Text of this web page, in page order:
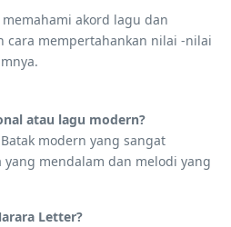
akord lagu dan
cara mempertahankan nilai -nilai
atau lagu modern?
modern yang sangat
mendalam dan melodi yang
Letter?